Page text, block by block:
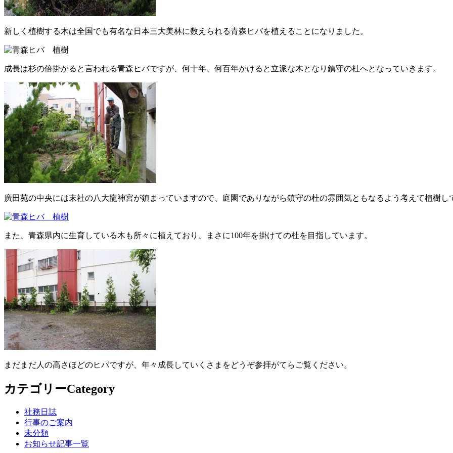
新しく植樹する木は全国でも有名な日本三大美林に数えられる青森ヒバを植えることになりました。
成長は杉の倍掛かると言われる青森ヒバですが、何十年、何百年かけると立派な木となり鎮守の杜へとなっていきます。
廣田苑の中央には末社の八大龍神宮が鎮まっていますので、庭園でありながら鎮守の杜の雰囲気ともなるよう考えて植樹し
また、青森県内に生育している木も所々に植えており、まさに100年を掛けての杜を目指しています。
まだまだ人の高さほどのヒバですが、年々成長していくさまをどうぞ参拝がてらご覧ください。
カテゴリーCategory
社務日誌
行事のご案内
未分類
お知らせ記事一覧